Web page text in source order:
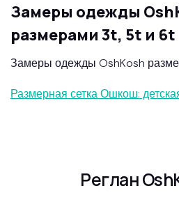
Замеры одежды
размерами 3t, 5t и 6t
Замеры одежды OshKosh
Размерная сетка Ошкош:
Реглан